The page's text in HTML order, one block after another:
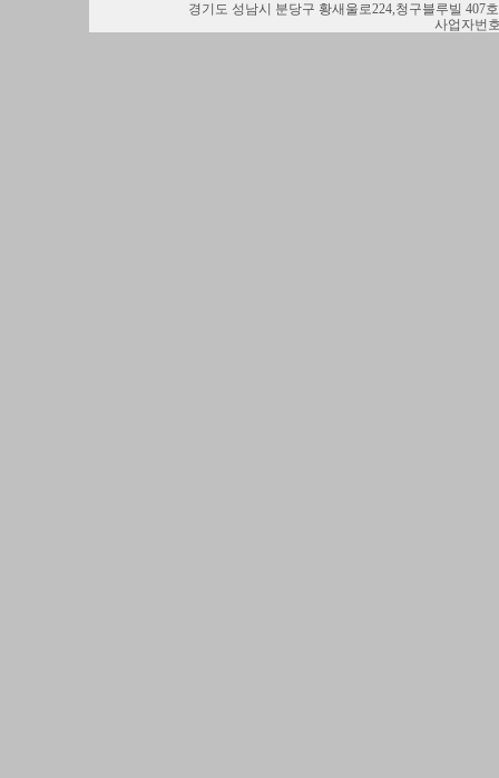
경기도 성남시 분당구 황새울로224,청구블루빌 407
사업자번